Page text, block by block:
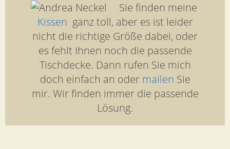
Sie finden meine
Kissen ganz toll, aber es ist leider
nicht die richtige Größe dabei, oder
es fehlt Ihnen noch die passende
Tischdecke. Dann rufen Sie mich
doch einfach an oder mailen Sie
mir. Wir finden immer die passende
Lösung.